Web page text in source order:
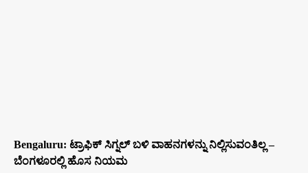
Bengaluru: ಟ್ರಾಫಿಕ್‌ ಸಿಗ್ನಲ್‌ ಬಳಿ ವಾಹನಗಳನ್ನು ನಿಲ್ಲಿಸುವಂತಿಲ್ಲ –
ಬೆಂಗಳೂರಲ್ಲಿ ಹೊಸ ನಿಯಮ